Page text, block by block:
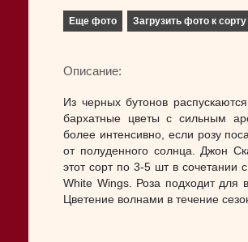
Еще фото Загрузить фото к сорту
Описание:
Из черных бутонов
бархатные цветы с сильным
более интенсивно, если розу
от полуденного солнца. Джон
этот сорт по 3-5 шт в
White Wings. Роза подходит для
Цветение волнами в течение